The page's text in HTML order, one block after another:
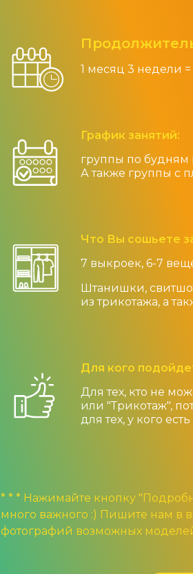
1 месяц 3 недели =
График занятий:
группы по будням
А также группы с
Что Вы сошьете
7 выкроек, 6-7
Штанишки,
из трикотажа, а
Для кого
Для тех, кто не
или "Трикотаж",
для тех, у кого
* * * Нажимайте кнопку
много важного :) Пишите нам в
фотографий возможных